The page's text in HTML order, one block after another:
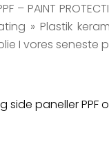
– PAINT
» Plastik
I vores seneste